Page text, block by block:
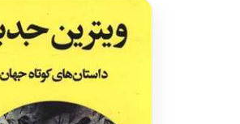
ادبیات انگلیس
ادبیات فرانسه
ادبیات ایتالیا
ادبیات روسیه